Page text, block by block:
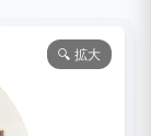
🔍 拡大